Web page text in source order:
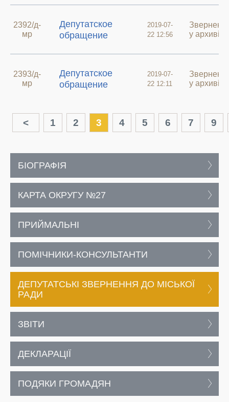
2392/д-
мр
Депутатское
обращение
2019-07-
22 12:56
у архиві
2393/д-
мр
Депутатское
обращение
2019-07-
22 12:11
у архиві
< 1 2 3 4 5 6 7 9
БІОГРАФІЯ
КАРТА ОКРУГУ №27
ПРИЙМАЛЬНІ
ПОМІЧНИКИ-КОНСУЛЬТАНТИ
ДЕПУТАТСЬКІ ЗВЕРНЕННЯ ДО МІСЬКОЇ
РАДИ
ЗВІТИ
ДЕКЛАРАЦІЇ
ПОДЯКИ ГРОМАДЯН